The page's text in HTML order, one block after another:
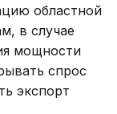
областной
в случае
мощности
спрос
экспорт